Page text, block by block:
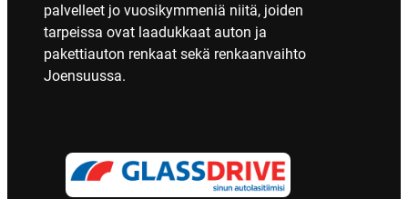
palvelleet jo vuosikymmeniä niitä, joiden
tarpeissa ovat laadukkaat auton ja
pakettiauton renkaat sekä renkaanvaihto
Joensuussa.